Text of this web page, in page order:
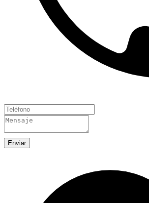
Enviar